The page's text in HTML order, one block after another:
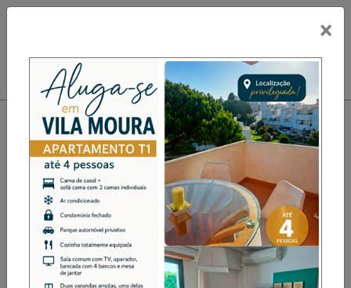
Toggle navigation
×
Francisco Mota Saraiva
recebe Prémio Literário
Fundação Eça de Queiroz em
Tormes no dia 29 de
novembro